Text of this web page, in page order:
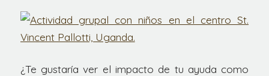
¿Te gustaría ver el impacto de tu ayuda como